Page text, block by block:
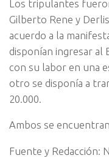
Los tripulantes
Gilberto Rene y
acuerdo a la
disponían ingresar al
con su labor en una
otro se disponía a
20.000.
Ambos se
Fuente y Redacción: